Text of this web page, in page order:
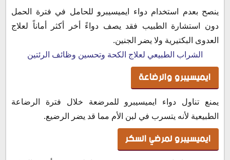
ينصح بعدم استخدام دواء ايميسيبرو للحامل في فترة الحمل
دون استشارة الطبيب فقد يصف دواءً أخر أكثر أماناً لعلاج
العدوى البكتيرية ولا يضر الجنين.
الشراب الطبيعي لعلاج الكحة وتحسين وظائف الرئتين
ايميسيبرو والرضاعة
يمنع تناول دواء ايميسيبرو للمرضعة خلال فترة الرضاعة
الطبيعية لأنه يتسرب في لبن الأم مما قد يضر الرضيع.
ايميسيبرو لمرضي السكر